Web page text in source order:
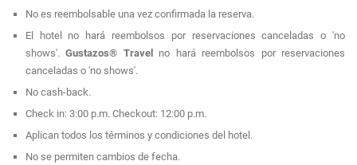
No es reembolsable una vez confirmada la reserva.
El hotel no hará reembolsos por reservaciones canceladas o 'no
shows'.Gustazos® Travel
no hará reembolsos por reservaciones
canceladas o 'no shows'.
No cash-back.
Check in: 3:00 p.m. Checkout: 12:00 p.m.
Aplican todos los términos y condiciones del hotel.
No se permiten cambios de fecha.